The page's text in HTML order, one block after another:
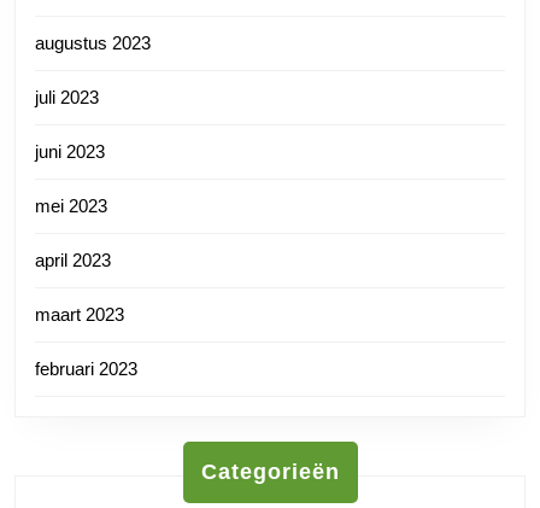
augustus 2023
juli 2023
juni 2023
mei 2023
april 2023
maart 2023
februari 2023
Categorieën